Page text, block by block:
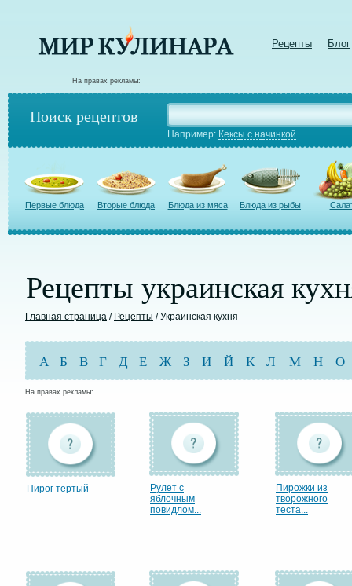
Рецепты Блог
На правах рекламы:
Поиск рецептов
Например: Кексы с начинкой
Первые блюда Вторые блюда Блюда из мяса Блюда из рыбы
Рецепты украинская
Главная страница / Рецепты / Украинская кухня
А Б В Г Д Е Ж З И Й К Л М Н О
На правах рекламы:
Пирог тертый
Рулет с
яблочным
повидлом...
Пирожки из
творожного
теста...